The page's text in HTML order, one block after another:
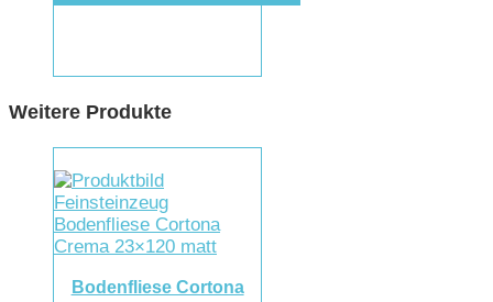
Weitere Produkte
Bodenfliese Cortona